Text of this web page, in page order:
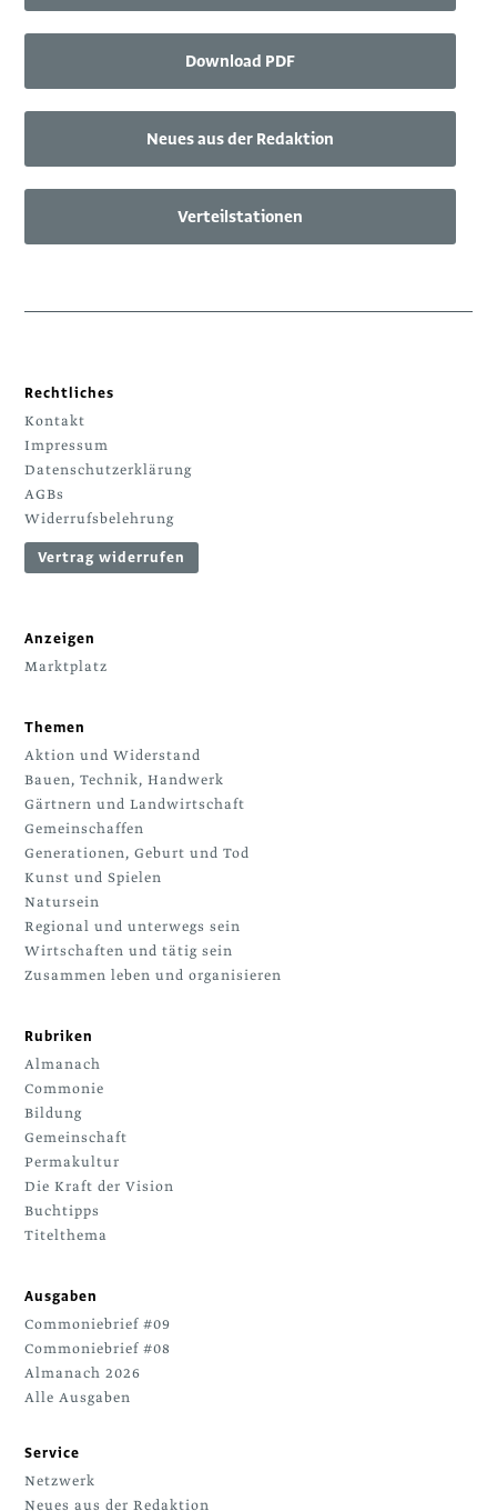
Download PDF
Neues aus der Redaktion
Verteilstationen
Rechtliches
Kontakt
Impressum
Datenschutzerklärung
AGBs
Widerrufsbelehrung
Vertrag widerrufen
Anzeigen
Marktplatz
Themen
Aktion und Widerstand
Bauen, Technik, Handwerk
Gärtnern und Landwirtschaft
Gemeinschaffen
Generationen, Geburt und Tod
Kunst und Spielen
Natursein
Regional und unterwegs sein
Wirtschaften und tätig sein
Zusammen leben und organisieren
Rubriken
Almanach
Commonie
Bildung
Gemeinschaft
Permakultur
Die Kraft der Vision
Buchtipps
Titelthema
Ausgaben
Commoniebrief #09
Commoniebrief #08
Almanach 2026
Alle Ausgaben
Service
Netzwerk
Neues aus der Redaktion